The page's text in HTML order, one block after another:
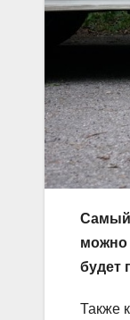
Самый
можно
будет
Также